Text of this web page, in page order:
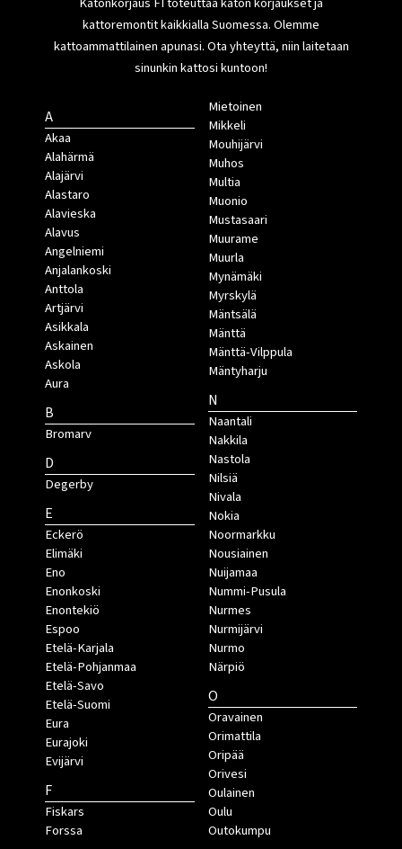
kattoremontit kaikkialla Suomessa. Olemme
kattoammattilainen apunasi. Ota yhteyttä, niin laitetaan
sinunkin kattosi kuntoon!
A
Akaa
Alahärmä
Alajärvi
Alastaro
Alavieska
Alavus
Angelniemi
Anjalankoski
Anttola
Artjärvi
Asikkala
Askainen
Askola
Aura
B
Bromarv
D
Degerby
E
Eckerö
Elimäki
Eno
Enonkoski
Enontekiö
Espoo
Etelä-Karjala
Etelä-Pohjanmaa
Etelä-Savo
Etelä-Suomi
Eura
Eurajoki
Evijärvi
F
Fiskars
Forssa
Mietoinen
Mikkeli
Mouhijärvi
Muhos
Multia
Muonio
Mustasaari
Muurame
Muurla
Mynämäki
Myrskylä
Mäntsälä
Mänttä
Mänttä-Vilppula
Mäntyharju
N
Naantali
Nakkila
Nastola
Nilsiä
Nivala
Nokia
Noormarkku
Nousiainen
Nuijamaa
Nummi-Pusula
Nurmes
Nurmijärvi
Nurmo
Närpiö
O
Oravainen
Orimattila
Oripää
Orivesi
Oulainen
Oulu
Outokumpu